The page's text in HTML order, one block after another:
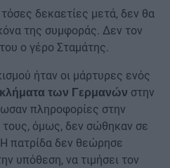
δεκαετίες μετά, δεν θα
της συμφοράς. Δεν τον
ο γέρο Σταμάτης.
ήταν οι μάρτυρες ενός
των Γερμανών στην
πληροφορίες στην
τους, όμως, δεν σώθηκαν σε
πατρίδα δεν θεώρησε
υπόθεση, να τιμήσει τον